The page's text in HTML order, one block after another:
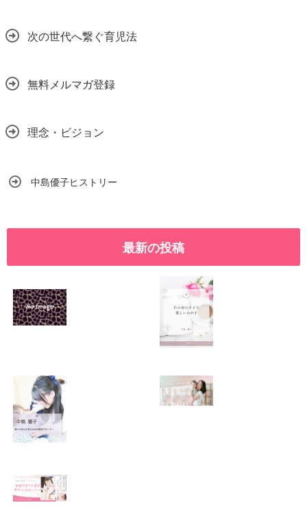
次の世代へ繋ぐ育児法
無料メルマガ登録
理念・ビジョン
中島優子ヒストリー
最新の投稿
2026.01.11 2026.01.08
りますように
2026.01.06